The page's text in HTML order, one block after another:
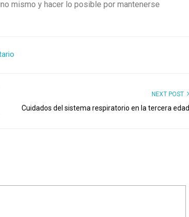
mismo y hacer lo posible por mantenerse
NEXT POST
Cuidados del sistema respiratorio en la tercera edad